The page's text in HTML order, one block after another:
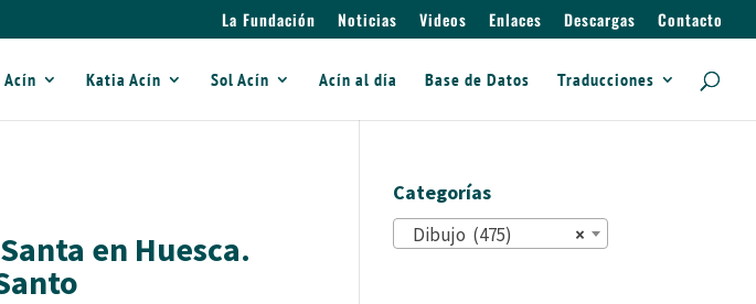
La Fundación Noticias Videos Enlaces Descargas Contacto
Acín Katia Acín Sol Acín Acín al día Base de Datos Traducciones
en Huesca.
Categorías
×
Dibujo (475)